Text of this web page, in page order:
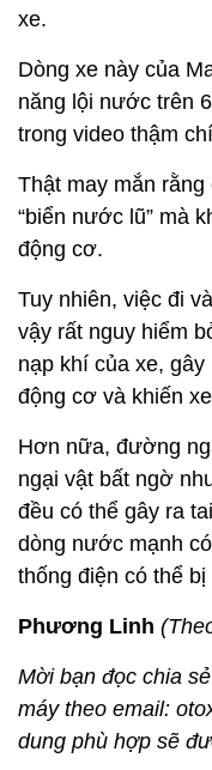
xe.
Dòng xe này của
năng lội nước trên
trong video thậm
Thật may mắn
“biển nước lũ” mà
động cơ.
Tuy nhiên, việc đi
vậy rất nguy hiểm
nạp khí của xe,
động cơ và khiến
Hơn nữa, đường
ngại vật bất ngờ
đều có thể gây ra
dòng nước mạnh
thống điện có thể bị
Phương Linh
Mời bạn đọc chia
máy theo email:
dung phù hợp sẽ